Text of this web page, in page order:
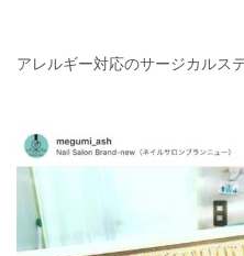
アレルギー対応のサージカルス